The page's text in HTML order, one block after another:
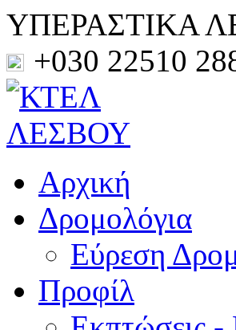
ΥΠΕΡΑΣΤΙΚΑ
+030 22510
Αρχική
Δρομολόγια
Εύρεση
Προφίλ